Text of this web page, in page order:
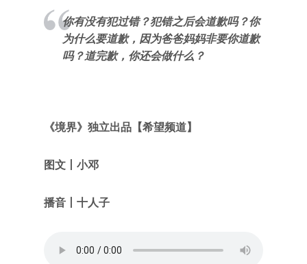
你有没有犯过错？犯错之后会道歉吗？你
为什么要道歉，因为爸爸妈妈非要你道歉
吗？道完歉，你还会做什么？
《境界》独立出品 【希望频道】
图文 丨小邓
播音丨十人子